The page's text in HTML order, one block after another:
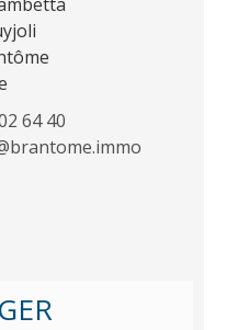
64 40